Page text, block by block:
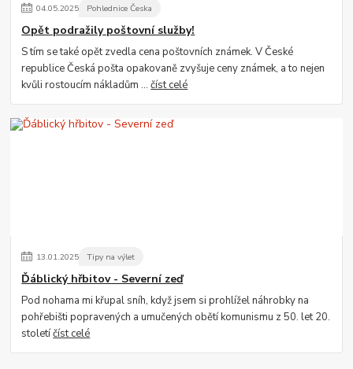
04.05.2025 Pohlednice Česka
Opět podražily poštovní služby!
S tím se také opět zvedla cena poštovních známek. V České
republice Česká pošta opakovaně zvyšuje ceny známek, a to nejen
kvůli rostoucím nákladům ...číst celé
13.01.2025 Tipy na výlet
Ďáblický hřbitov - Severní zeď
Pod nohama mi křupal sníh, když jsem si prohlížel náhrobky na
pohřebišti popravených a umučených obětí komunismu z 50. let 20.
stoletíčíst celé